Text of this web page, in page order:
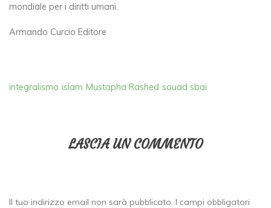
mondiale per i diritti umani.
Armando Curcio Editore
integralismo islam Mustapha Rashed souad sbai
LASCIA UN COMMENTO
Il tuo indirizzo email non sarà pubblicato. I campi obbligatori